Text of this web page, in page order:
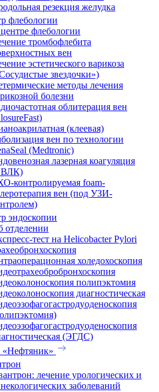
резекция желудка
флебологии
флебологии
тромбофлебита
вен
эстетического варикоза
звездочки»)
методы лечения
болезни
облитерация вен
(клеевая)
вен по технологии
(Medtronic)
лазерная коагуляция
контролируемая foam-
вен (под УЗИ-
эндоскопии
отделении
тест на Helicobacter Pylori
холедохоскопия
полипэктомия
диагностическая
(ЭГДС)
лечение урологических и
заболеваний